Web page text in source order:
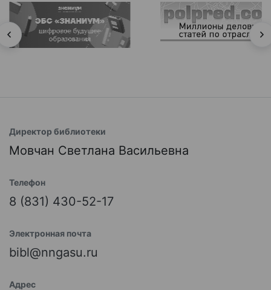
Директор библиотеки
Мовчан Светлана Васильевна
Телефон
8 (831) 430-52-17
Электронная почта
bibl@nngasu.ru
Адрес